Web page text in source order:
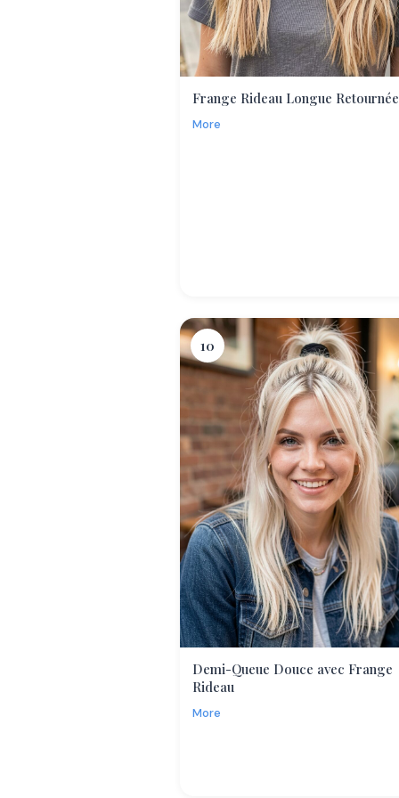
Frange Rideau Longue Retournée
More
10
Demi-Queue Douce avec Frange
Rideau
More